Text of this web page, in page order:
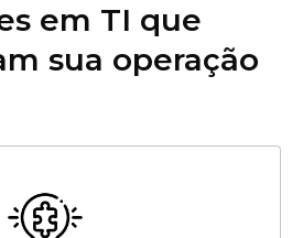
em TI que
sua operação